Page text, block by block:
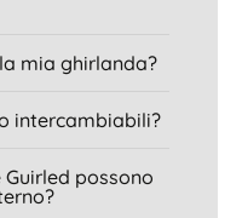
mia ghirlanda?
intercambiabili?
possono